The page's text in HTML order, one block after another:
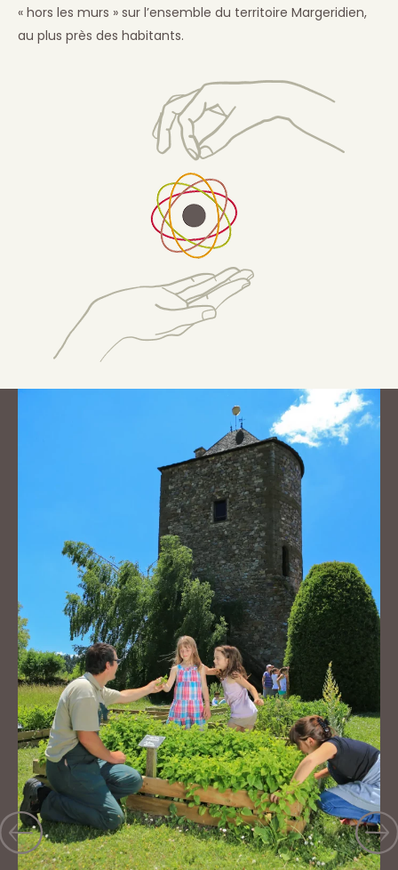
« hors les murs » sur l’ensemble du territoire Margeridien,
au plus près des habitants.